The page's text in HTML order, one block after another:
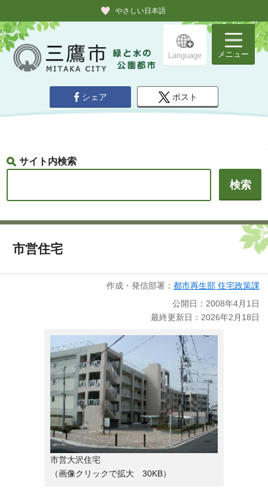
やさしい日本語
Language メニュー
シェア ポスト
サイト内検索
市営住宅
作成・発信部署： 都市再生部 住宅政策課
公開日：2008年4月1日
最終更新日：2026年2月18日
市営大沢住宅
（画像クリックで拡大 30KB）